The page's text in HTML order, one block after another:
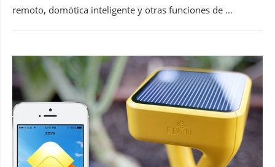
remoto, domótica inteligente y otras funciones de …